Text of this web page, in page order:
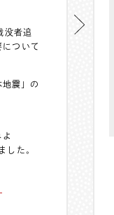
没者追
ついて
地震」の
した。